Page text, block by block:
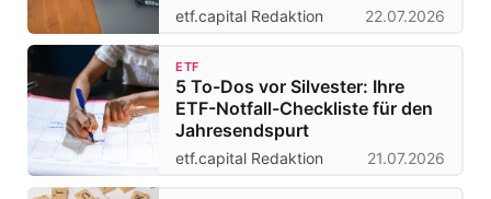
etf.capital Redaktion 22.07.2026
ETF
5 To-Dos vor Silvester: Ihre
ETF-Notfall-Checkliste für den
Jahresendspurt
etf.capital Redaktion 21.07.2026